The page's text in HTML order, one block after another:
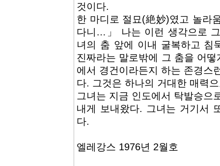
것이다.
한 마디로 절묘(絶妙)였고 놀라
다니…」 나는 이런 생각으로
녀의 춤 앞에 이내 굴복하고 침
진짜라는 말로밖에 그 춤을 어
에서 경건이라든지 하는 존경스
다. 그것은 하나의 거대한 매력
그녀는 지금 인도에서 탁발승으
내게 보내왔다. 그녀는 거기서
다.
엘레강스 1976년 2월호